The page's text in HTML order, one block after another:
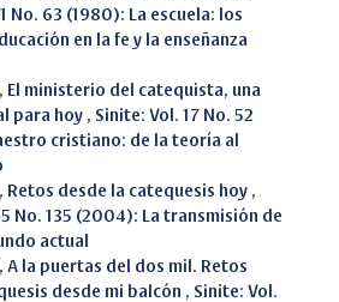
No. 63 (1980): La escuela: los
en la fe y la enseñanza
El ministerio del catequista, una
para hoy , Sinite: Vol. 17 No. 52
cristiano: de la teoría al
Retos desde la catequesis hoy ,
No. 135 (2004): La transmisión de
actual
A la puertas del dos mil. Retos
desde mi balcón , Sinite: Vol.